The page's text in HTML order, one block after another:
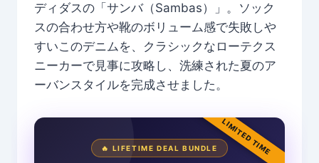
ディダスの「サンバ（Sambas）」。ソック
スの合わせ方や靴のボリューム感で失敗しや
すいこのデニムを、クラシックなローテクス
ニーカーで見事に攻略し、洗練された夏のア
ーバンスタイルを完成させました。
LIMITED TIME
🔥 LIFETIME DEAL BUNDLE